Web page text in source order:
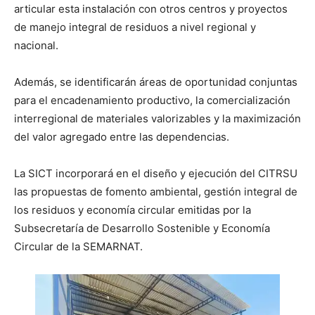
articular esta instalación con otros centros y proyectos
de manejo integral de residuos a nivel regional y
nacional.
Además, se identificarán áreas de oportunidad conjuntas
para el encadenamiento productivo, la comercialización
interregional de materiales valorizables y la maximización
del valor agregado entre las dependencias.
La SICT incorporará en el diseño y ejecución del CITRSU
las propuestas de fomento ambiental, gestión integral de
los residuos y economía circular emitidas por la
Subsecretaría de Desarrollo Sostenible y Economía
Circular de la SEMARNAT.